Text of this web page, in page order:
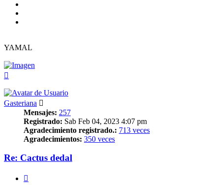
YAMAL
Gasteriana
Mensajes: 257
Registrado: Sab Feb 04, 2023 4:07 pm
Agradecimiento registrado.: 713 veces
Agradecimientos: 350 veces
Re: Cactus dedal